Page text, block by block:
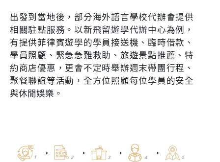
出發到當地後，部分海外語言學校代辦會提供
相關駐點服務。以新飛留遊學代辦中心為例，
有提供菲律賓遊學的學員接送機、臨時借款、
學員照顧、緊急急難救助、旅遊景點推薦、特
約商店優惠，更會不定時舉辦週末帶團行程、
聚餐聯誼等活動，全方位照顧每位學員的安全
與休閒娛樂。